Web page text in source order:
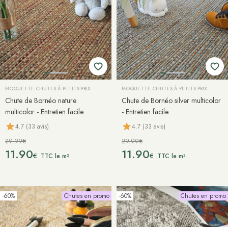
MOQUETTE CHUTES À PETITS PRIX
Chute de Bornéo nature
multicolor - Entretien facile
4.7 (33 avis)
29.99€
11.90€ TTC le m²
MOQUETTE CHUTES À PETITS PRIX
Chute de Bornéo silver multicolor
- Entretien facile
4.7 (33 avis)
29.99€
11.90€ TTC le m²
-60% Chutes en promo -60% Chutes en promo